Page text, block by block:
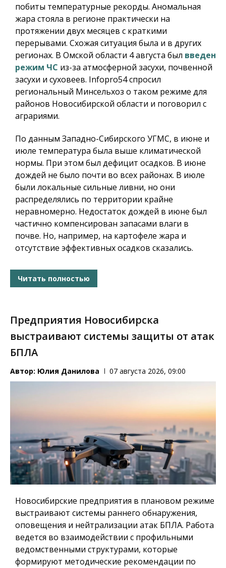
побиты температурные рекорды. Аномальная
жара стояла в регионе практически на
протяжении двух месяцев с краткими
перерывами. Схожая ситуация была и в других
регионах. В Омской области 4 августа был введен
режим ЧС из-за атмосферной засухи, почвенной
засухи и суховеев. Infopro54спросил
региональный Минсельхоз о таком режиме для
районов Новосибирской области и поговорил с
аграриями.
По данным Западно-Сибирского УГМС, в июне и
июле температура была выше климатической
нормы. При этом был дефицит осадков. В июне
дождей не было почти во всех районах. В июле
были локальные сильные ливни, но они
распределялись по территории крайне
неравномерно. Недостаток дождей в июне был
частично компенсирован запасами влаги в
почве. Но, например, на картофеле жара и
отсутствие эффективных осадков сказались.
Читать полностью
Предприятия Новосибирска
выстраивают системы защиты от атак
БПЛА
Автор: Юлия Данилова 07 августа 2026, 09:00
Новосибирские предприятия в плановом режиме
выстраивают системы раннего обнаружения,
оповещения и нейтрализации атак БПЛА. Работа
ведется во взаимодействии с профильными
ведомственными структурами, которые
формируют методические рекомендации по